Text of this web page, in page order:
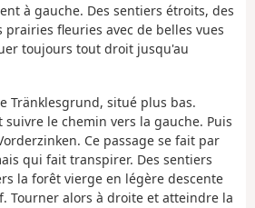
à gauche. Des sentiers étroits, des
fleuries avec de belles vues
toujours tout droit jusqu'au
Tränklesgrund, situé plus bas.
suivre le chemin vers la gauche. Puis
Ce passage se fait par
qui fait transpirer. Des sentiers
la forêt vierge en légère descente
Tourner alors à droite et atteindre la